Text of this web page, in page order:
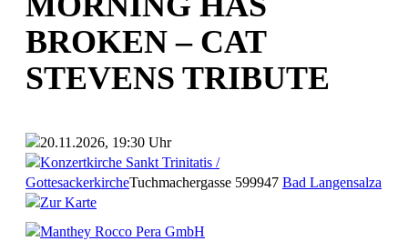
BROKEN – CAT
STEVENS TRIBUTE
20.11.2026, 19:30 Uhr
Konzertkirche Sankt Trinitatis /
GottesackerkircheTuchmachergasse 599947 Bad Langensalza
Zur Karte
Manthey Rocco Pera GmbH